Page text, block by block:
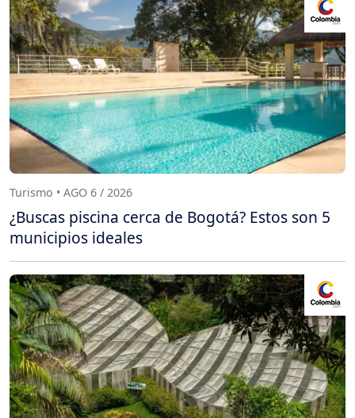
Turismo • AGO 6 / 2026
¿Buscas piscina cerca de Bogotá? Estos son 5
municipios ideales